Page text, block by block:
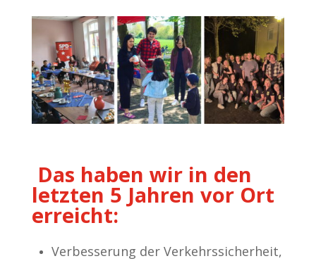
Das haben wir in den
letzten 5 Jahren vor Ort
erreicht:
Verbesserung der Verkehrssicherheit,